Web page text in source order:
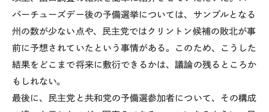
パーチューズデー後の予備選挙については、サンプルとなる
州の数が少ない点や、民主党ではクリントン候補の敗北が事
前に予想されていたという事情がある。このため、こうした
結果をどこまで将来に敷衍できるかは、議論の残るところか
もしれない。
最後に、民主党と共和党の予備選参加者について、その構成